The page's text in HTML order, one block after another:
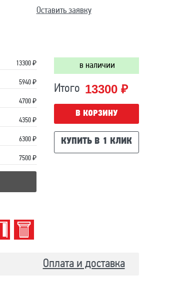
Оставить заявку
13300₽
5940 ₽
4700 ₽
4350 ₽
6300 ₽
7500 ₽
в наличии
Итого 13300 ₽
В КОРЗИНУ
КУПИТЬ В 1 КЛИК
Оплата и доставка